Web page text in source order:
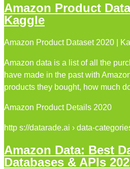
Amazon Product
Kaggle
Amazon Product Dataset 2020 |
Amazon data is a list of all the
have made in the past with
products they bought, how much
Amazon Product Details 2020
http s://datarade.ai › data-
Amazon Data: Best
Databases & APIs